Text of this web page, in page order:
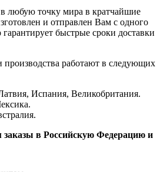
любую точку мира в кратчайшие
и отправлен Вам с одного
быстрые сроки доставки
работают в следующих
Испания, Великобритания.
в Российскую Федерацию и